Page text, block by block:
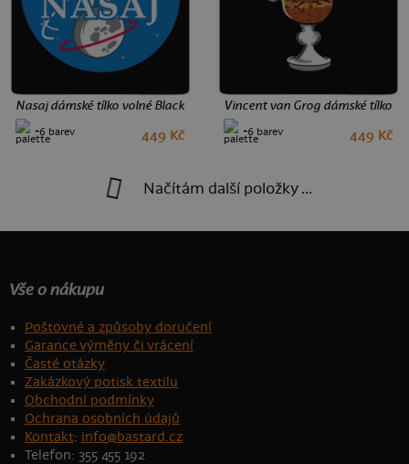
Nasaj dámské tílko volné Black
+6 barev 449 Kč
Vincent van Grog dámské tílko
+6 barev 449 Kč
Načítám další položky ...
Vše o nákupu
Poštovné a způsoby doručení
Garance výměny či vrácení
Časté otázky
Zakázkový potisk textilu
Obchodní podmínky
Ochrana osobních údajů
Kontakt: info@bastard.cz
Telefon: 355 455 192